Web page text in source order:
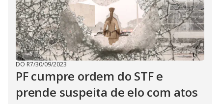
DO R7/30/09/2023
PF cumpre ordem do STF e
prende suspeita de elo com atos